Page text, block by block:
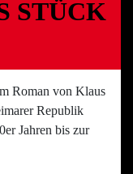
STÜCK
Roman von Klaus
Republik
Jahren bis zur